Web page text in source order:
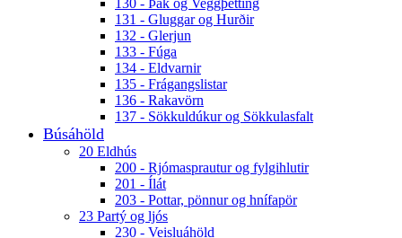
130 - Þak og Veggþétting
131 - Gluggar og Hurðir
132 - Glerjun
133 - Fúga
134 - Eldvarnir
135 - Frágangslistar
136 - Rakavörn
137 - Sökkuldúkur og Sökkulasfalt
Búsáhöld
20 Eldhús
200 - Rjómasprautur og fylgihlutir
201 - Ílát
203 - Pottar, pönnur og hnífapör
23 Partý og ljós
230 - Veisluáhöld